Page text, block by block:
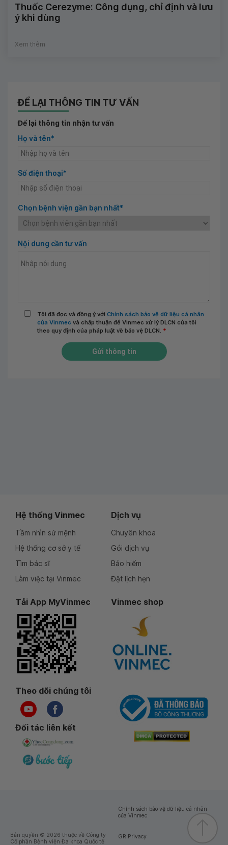
Thuốc Cerezyme: Công dụng, chỉ định và lưu
ý khi dùng
Xem thêm
ĐỂ LẠI THÔNG TIN TƯ VẤN
Để lại thông tin nhận tư vấn
Họ và tên*
Số điện thoại*
Chọn bệnh viện gần bạn nhất*
Nội dung cần tư vấn
Tôi đã đọc và đồng ý với Chính sách bảo vệ dữ liệu cá nhân
của Vinmec và chấp thuận để Vinmec xử lý DLCN của tôi
theo quy định của pháp luật về bảo vệ DLCN. *
Gửi thông tin
Hệ thống Vinmec
Tầm nhìn sứ mệnh
Hệ thống cơ sở y tế
Tìm bác sĩ
Làm việc tại Vinmec
Dịch vụ
Chuyên khoa
Gói dịch vụ
Bảo hiểm
Đặt lịch hẹn
Tải App MyVinmec Vinmec shop
Theo dõi chúng tôi
Đối tác liên kết
Bản quyền © 2026 thuộc về Công ty
Cổ phần Bệnh viện Đa khoa Quốc tế
Chính sách bảo vệ dữ liệu cá nhân
của Vinmec
GR Privacy